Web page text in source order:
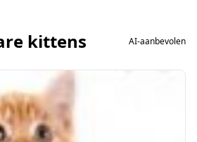
kittens AI-aanbevolen